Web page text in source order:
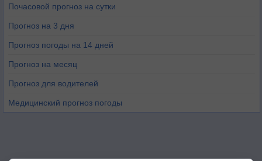
Почасовой прогноз на сутки
Прогноз на 3 дня
Прогноз погоды на 14 дней
Прогноз на месяц
Прогноз для водителей
Медицинский прогноз погоды